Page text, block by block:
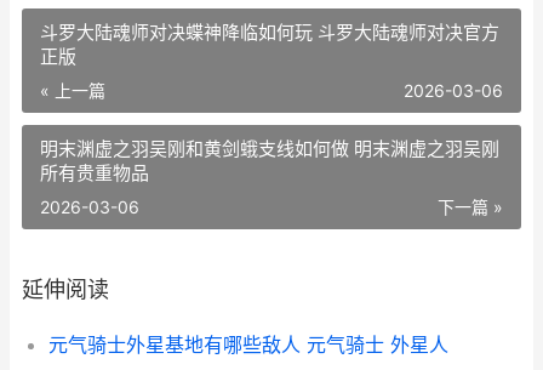
斗罗大陆魂师对决蝶神降临如何玩 斗罗大陆魂师对决官方
正版
« 上一篇 2026-03-06
明末渊虚之羽吴刚和黄剑蛾支线如何做 明末渊虚之羽吴刚
所有贵重物品
下一篇 »
2026-03-06
延伸阅读
元气骑士外星基地有哪些敌人 元气骑士 外星人